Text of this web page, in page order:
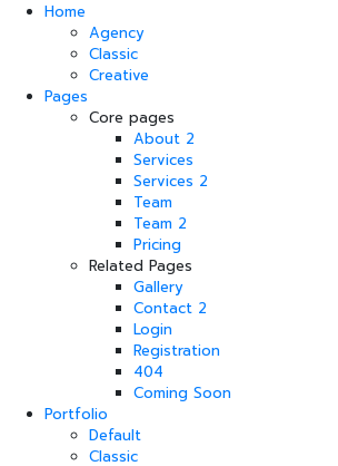
Home
Agency
Classic
Creative
Pages
Core pages
About 2
Services
Services 2
Team
Team 2
Pricing
Related Pages
Gallery
Contact 2
Login
Registration
404
Coming Soon
Portfolio
Default
Classic